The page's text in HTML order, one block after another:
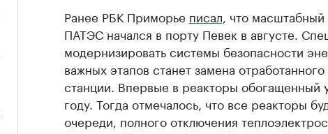
Ранее РБК Приморье писал , что
ПАТЭС начался в порту Певек в августе.
модернизировать системы безопасности
важных этапов станет замена
станции. Впервые в реакторы обогащенный
году. Тогда отмечалось, что все реакторы
очереди, полного отключения